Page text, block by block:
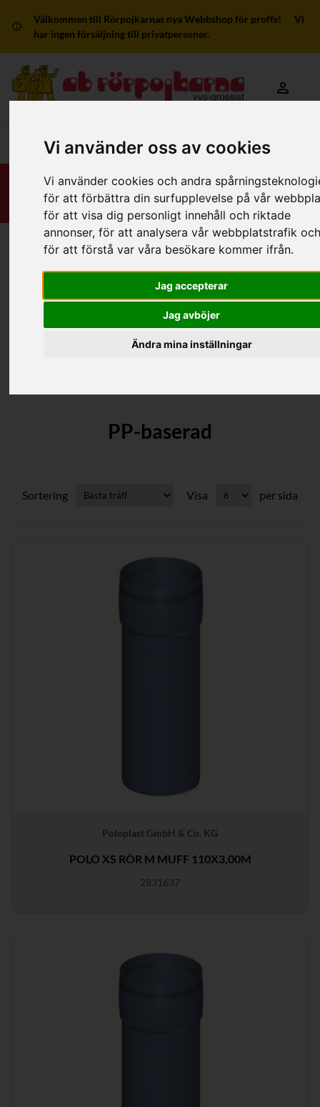
Vi använder oss av cookies
Vi använder cookies och andra
för att förbättra din surfupplevelse på vår
för att visa dig personligt innehåll och riktade
annonser, för att analysera vår webbplatstrafik
för att förstå var våra besökare kommer ifrån.
Jag accepterar
Jag avböjer
Ändra mina inställningar
Välkommen till Rörpojkarnas nya Webbshop för proffs! Vi
har ingen försäljning till privatpersoner.
Mitt
Huvudmeny
RSK-Kategorier / Rör Avlopp - Inomhus
/
Plast - Ljuddämpad
/ PP-baserad
PP-baserad
Sortering Visa per sida
Poloplast GmbH & Co. KG
POLO XS RÖR M MUFF 110X3,00M
2831637